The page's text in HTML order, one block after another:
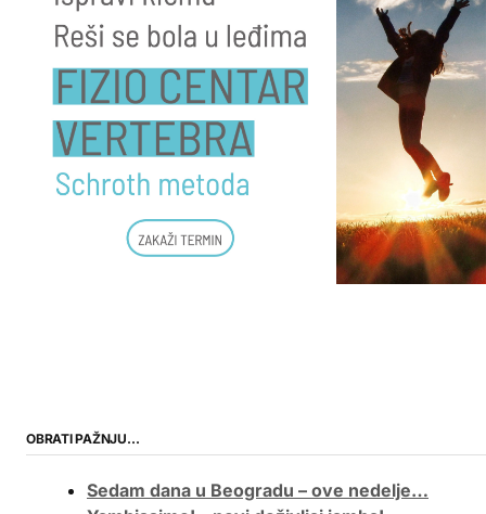
OBRATI PAŽNJU…
Sedam dana u Beogradu – ove nedelje…